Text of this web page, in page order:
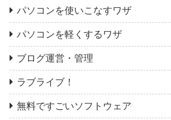
パソコンを使いこなすワザ
パソコンを軽くするワザ
ブログ運営・管理
ラブライブ！
無料ですごいソフトウェア